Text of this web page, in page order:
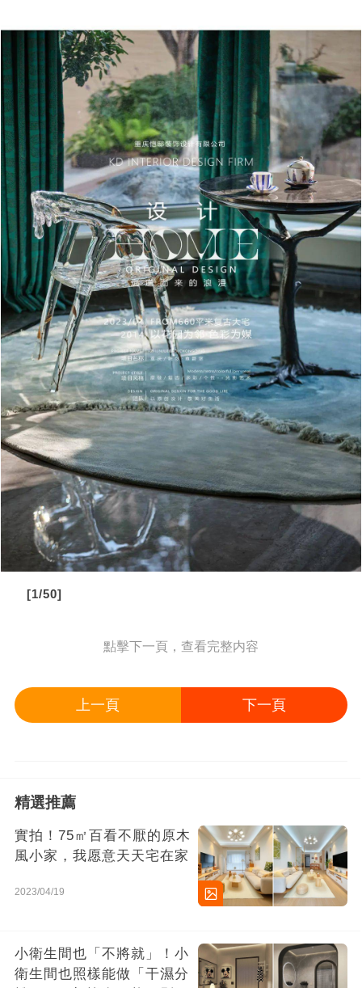
[1/50]
點擊下一頁，查看完整内容
上一頁 下一頁
精選推薦
實拍！75㎡百看不厭的原木
風小家，我愿意天天宅在家
2023/04/19
小衛生間也「不將就」！小
衛生間也照樣能做「干濕分